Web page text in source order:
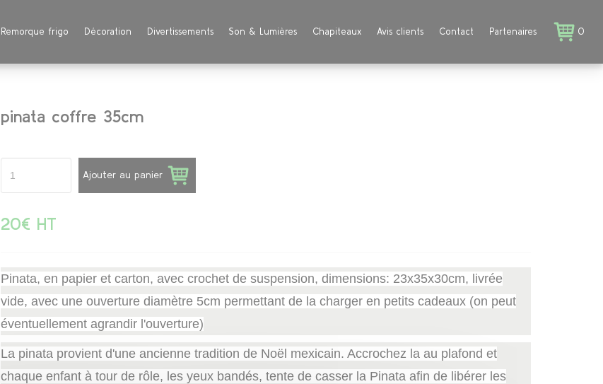
Remorque frigo Décoration Divertissements Son & Lumières Chapiteaux Avis clients Contact Partenaires 0
pinata coffre 35cm
Ajouter au panier
20€ HT
Pinata, en papier et carton, avec crochet de suspension, dimensions: 23x35x30cm, livrée
vide, avec une ouverture diamètre 5cm permettant de la charger en petits cadeaux (on peut
éventuellement agrandir l'ouverture)
La pinata provient d'une ancienne tradition de Noël mexicain. Accrochez la au plafond et
chaque enfant à tour de rôle, les yeux bandés, tente de casser la Pinata afin de libérer les